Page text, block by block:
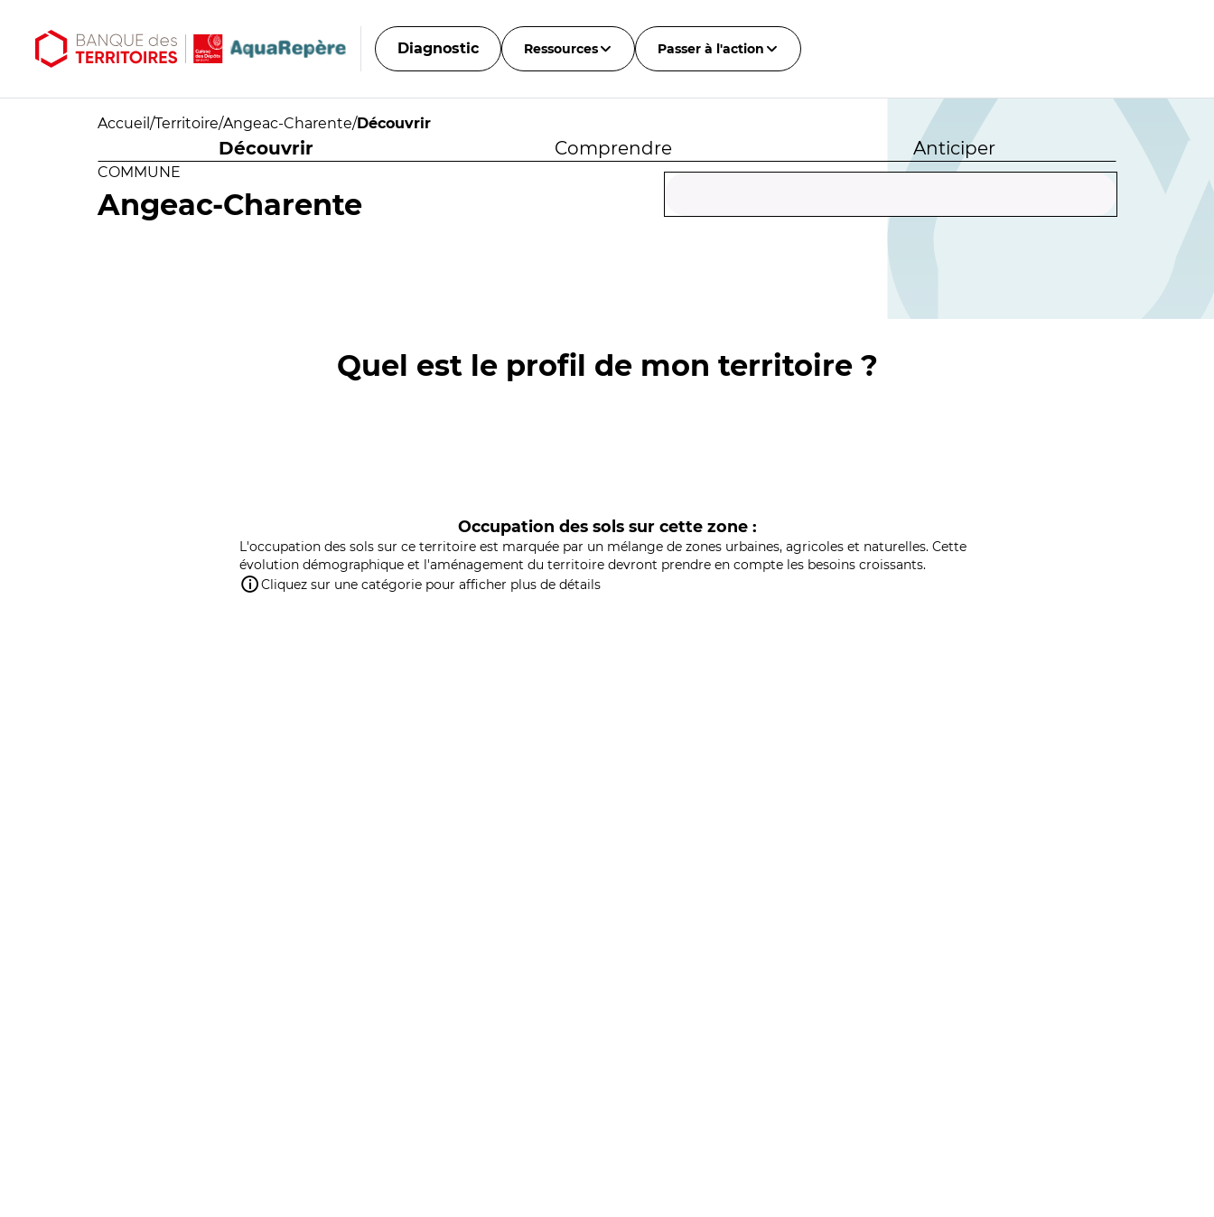
Diagnostic Ressources Passer à l'action
Accueil /Territoire/Angeac-Charente/Découvrir
Découvrir Comprendre Anticiper
COMMUNE
Angeac-Charente
Quel est le profil de mon territoire ?
Occupation des sols sur cette zone :
L'occupation des sols sur ce territoire est marquée par un mélange de zones urbaines, agricoles et naturelles. Cette
évolution démographique et l'aménagement du territoire devront prendre en compte les besoins croissants.
Cliquez sur une catégorie pour afficher plus de détails